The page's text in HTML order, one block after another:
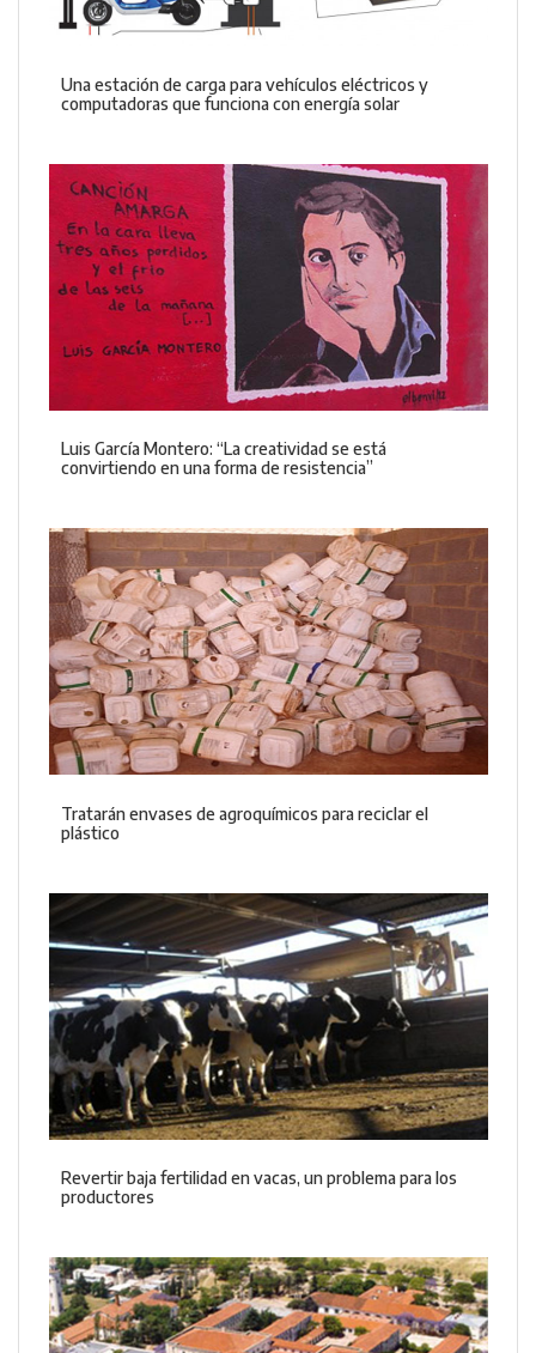
Una estación de carga para vehículos eléctricos y
computadoras que funciona con energía solar
Luis García Montero: “La creatividad se está
convirtiendo en una forma de resistencia”
Tratarán envases de agroquímicos para reciclar el
plástico
Revertir baja fertilidad en vacas, un problema para los
productores